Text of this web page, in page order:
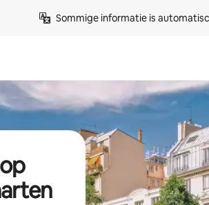
Sommige informatie is